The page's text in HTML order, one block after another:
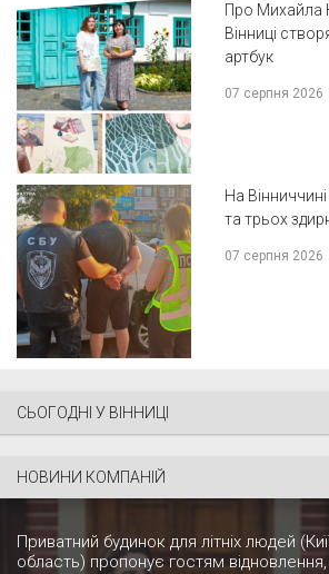
Про Михайла
Вінниці
артбук
07 серпня 2026
На
та трьох
07 серпня 2026
СЬОГОДНІ У ВІННИЦІ
НОВИНИ КОМПАНІЙ
Приватний будинок для літніх людей
область) пропонує гостям